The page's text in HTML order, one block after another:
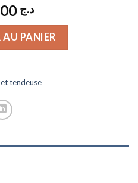
د.ج 2.450,00
Le
prix
actuel
est :
KM-2024
PANIER
tendeuse